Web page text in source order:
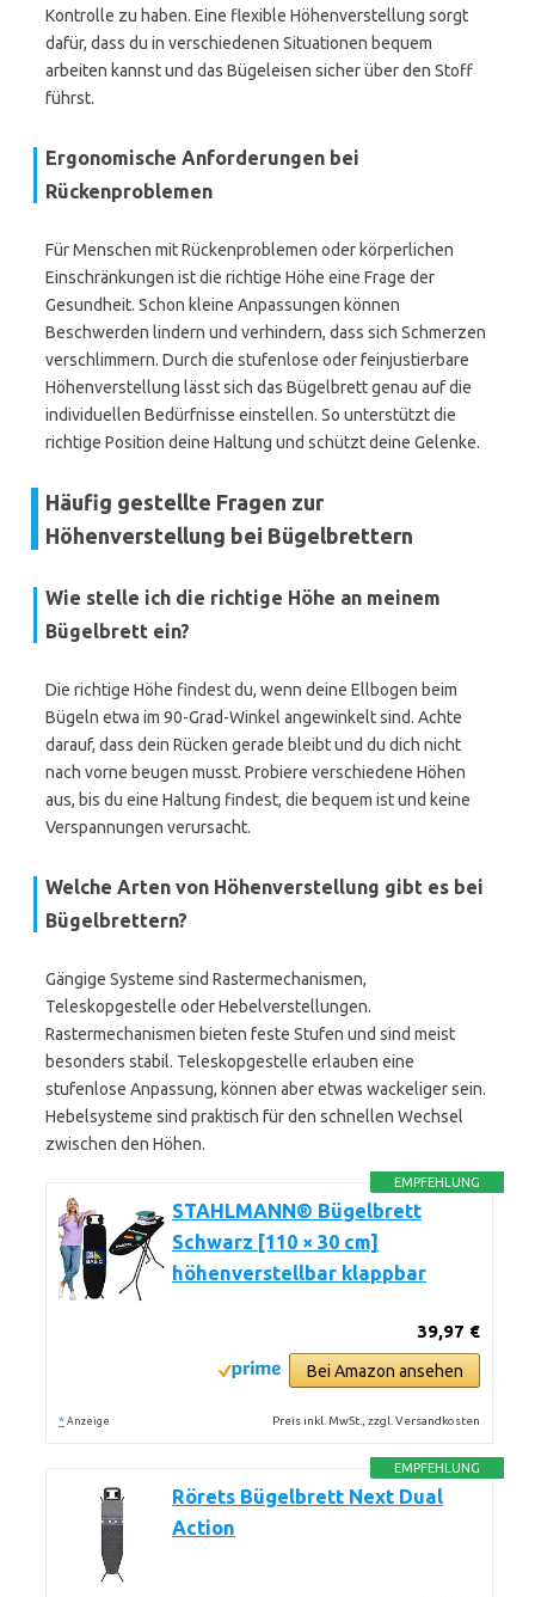
Kontrolle zu haben. Eine flexible Höhenverstellung sorgt
dafür, dass du in verschiedenen Situationen bequem
arbeiten kannst und das Bügeleisen sicher über den Stoff
führst.
Ergonomische Anforderungen bei
Rückenproblemen
Für Menschen mit Rückenproblemen oder körperlichen
Einschränkungen ist die richtige Höhe eine Frage der
Gesundheit. Schon kleine Anpassungen können
Beschwerden lindern und verhindern, dass sich Schmerzen
verschlimmern. Durch die stufenlose oder feinjustierbare
Höhenverstellung lässt sich das Bügelbrett genau auf die
individuellen Bedürfnisse einstellen. So unterstützt die
richtige Position deine Haltung und schützt deine Gelenke.
Häufig gestellte Fragen zur
Höhenverstellung bei Bügelbrettern
Wie stelle ich die richtige Höhe an meinem
Bügelbrett ein?
Die richtige Höhe findest du, wenn deine Ellbogen beim
Bügeln etwa im 90-Grad-Winkel angewinkelt sind. Achte
darauf, dass dein Rücken gerade bleibt und du dich nicht
nach vorne beugen musst. Probiere verschiedene Höhen
aus, bis du eine Haltung findest, die bequem ist und keine
Verspannungen verursacht.
Welche Arten von Höhenverstellung gibt es bei
Bügelbrettern?
Gängige Systeme sind Rastermechanismen,
Teleskopgestelle oder Hebelverstellungen.
Rastermechanismen bieten feste Stufen und sind meist
besonders stabil. Teleskopgestelle erlauben eine
stufenlose Anpassung, können aber etwas wackeliger sein.
Hebelsysteme sind praktisch für den schnellen Wechsel
zwischen den Höhen.
EMPFEHLUNG
STAHLMANN® Bügelbrett
Schwarz [110 × 30 cm]
höhenverstellbar klappbar
39,97 €
Bei Amazon ansehen
* Anzeige Preis inkl. MwSt., zzgl. Versandkosten
EMPFEHLUNG
Rörets Bügelbrett Next Dual
Action